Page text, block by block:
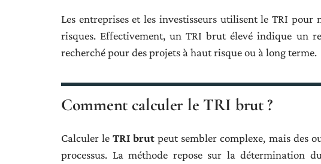
Les entreprises et les investisseurs utilisent le TRI
risques. Effectivement, un TRI brut élevé indique un
recherché pour des projets à haut risque ou à long terme.
Comment calculer le TRI brut ?
Calculer leTRI brut peut sembler complexe, mais des
processus. La méthode repose sur la détermination